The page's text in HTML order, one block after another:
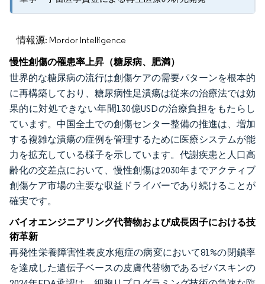
情報源: Mordor Intelligence
慢性創傷の罹患率上昇（糖尿病、肥満）
世界的な糖尿病の流行は創傷ケアの需要パターンを根本的
に再構築しており、糖尿病性足潰瘍は従来の治療法では効
果的に対処できない年間130億USDの治療負担をもたらし
ています。中国全土での創傷センター整備の推進は、増加
する複雑な潰瘍の症例を管理するために医療システムが能
力を拡充している様子を示しています。代謝疾患と人口高
齢化の交差点において、慢性創傷は2030年までアクティブ
創傷ケア市場の主要な収益ドライバーであり続けることが
確実です。
バイオエンジニアリング代替物および成長因子における技
術革新
再発性栄養障害性表皮水疱症の病変において81%の閉鎖率
を達成した遺伝子ベースの皮膚代替物であるゼバスキンの